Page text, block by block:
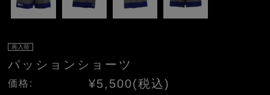
再入荷
パッションショーツ
価格: ¥5,500(税込)